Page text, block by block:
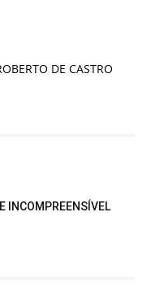
DE CASTRO
INCOMPREENSÍVEL